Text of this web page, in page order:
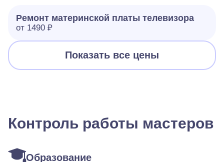
Ремонт материнской платы телевизора
от 1490 ₽
Показать все цены
Контроль работы мастеров
Образование